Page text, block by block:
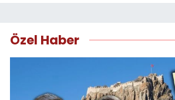
Özel Haber